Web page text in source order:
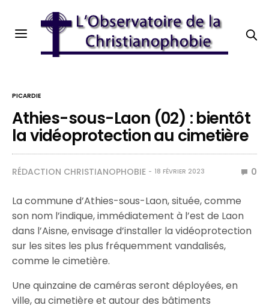
PICARDIE
Athies-sous-Laon (02) : bientôt
la vidéoprotection au cimetière
RÉDACTION CHRISTIANOPHOBIE 18 FÉVRIER 2023 0
La commune d’Athies-sous-Laon, située, comme
son nom l’indique, immédiatement à l’est de Laon
dans l’Aisne, envisage d’installer la vidéoprotection
sur les sites les plus fréquemment vandalisés,
comme le cimetière.
Une quinzaine de caméras seront déployées, en
ville, au cimetière et autour des bâtiments